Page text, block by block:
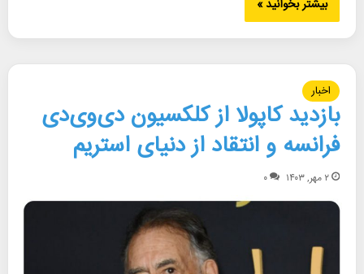
بیشتر بخوانید »
اخبار
بازدید کاپولا از کلکسیون دی‌وی‌دی
فرانسه و انتقاد از دنیای استریم
۲ مهر, ۱۴۰۳ ۰